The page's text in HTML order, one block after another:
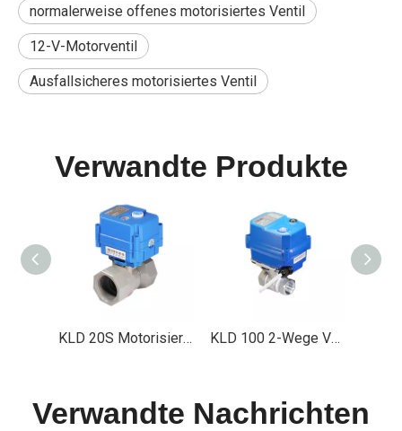
normalerweise offenes motorisiertes Ventil
12-V-Motorventil
Ausfallsicheres motorisiertes Ventil
Verwandte Produkte
KLD 20S Motorisierte Ventil, insbesondere für Ozonsterilisator und CLO2 -Generator KLD 100 2-Wege Vollport Motorisierte Kugelventil (1/2 'bis 1-1/4 ')
Verwandte Nachrichten